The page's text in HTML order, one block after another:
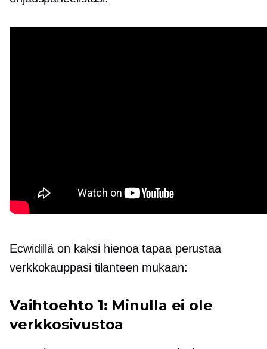
Ecwidillä on kaksi hienoa tapaa perustaa
verkkokauppasi tilanteen mukaan:
Vaihtoehto 1: Minulla ei ole
verkkosivustoa